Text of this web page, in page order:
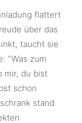
flattert
über das
taucht sie
"Was zum
mir, du bist
schon
stand